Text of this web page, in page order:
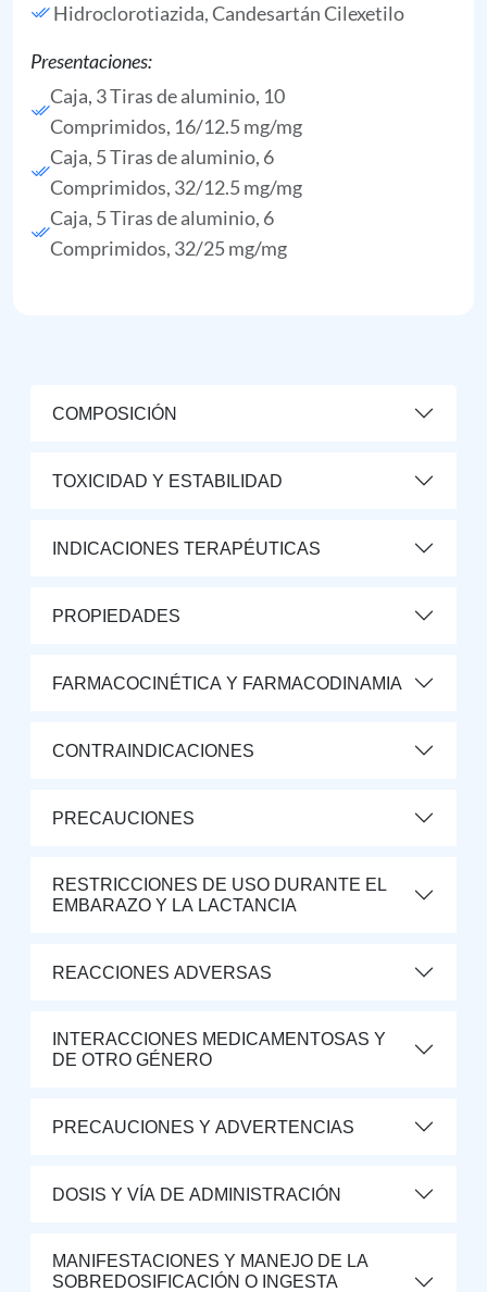
Hidroclorotiazida,Candesartán Cilexetilo
Presentaciones:
Caja, 3 Tiras de aluminio, 10
Comprimidos, 16/12.5 mg/mg
Caja, 5 Tiras de aluminio, 6
Comprimidos, 32/12.5 mg/mg
Caja, 5 Tiras de aluminio, 6
Comprimidos, 32/25 mg/mg
COMPOSICIÓN
TOXICIDAD Y ESTABILIDAD
INDICACIONES TERAPÉUTICAS
PROPIEDADES
FARMACOCINÉTICA Y FARMACODINAMIA
CONTRAINDICACIONES
PRECAUCIONES
RESTRICCIONES DE USO DURANTE EL
EMBARAZO Y LA LACTANCIA
REACCIONES ADVERSAS
INTERACCIONES MEDICAMENTOSAS Y
DE OTRO GÉNERO
PRECAUCIONES Y ADVERTENCIAS
DOSIS Y VÍA DE ADMINISTRACIÓN
MANIFESTACIONES Y MANEJO DE LA
SOBREDOSIFICACIÓN O INGESTA